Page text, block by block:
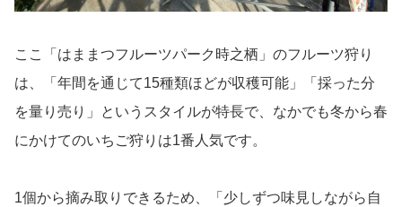
ここ「はままつフルーツパーク時之栖」のフルーツ狩り
は、「年間を通じて15種類ほどが収穫可能」「採った分
を量り売り」というスタイルが特長で、なかでも冬から春
にかけてのいちご狩りは1番人気です。
1個から摘み取りできるため、「少しずつ味見しながら自